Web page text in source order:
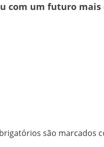
com um futuro mais
são marcados